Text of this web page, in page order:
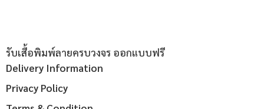
รับเสื้อพิมพ์ลายครบวงจร ออกแบบฟรี
Delivery Information
Privacy Policy